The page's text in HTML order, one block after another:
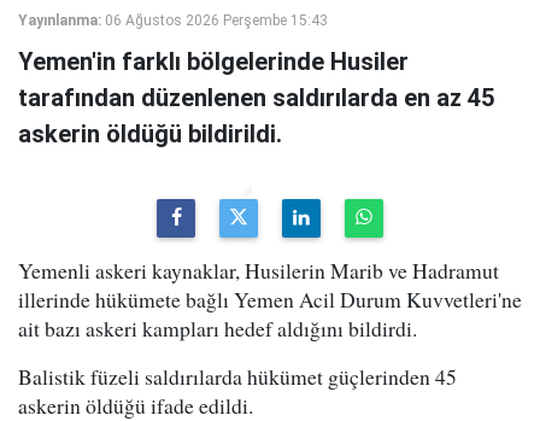
Yayınlanma: 06 Ağustos 2026 Perşembe 15:43
Yemen'in farklı bölgelerinde Husiler
tarafından düzenlenen saldırılarda en az 45
askerin öldüğü bildirildi.
Yemenli askeri kaynaklar, Husilerin Marib ve Hadramut
illerinde hükümete bağlı Yemen Acil Durum Kuvvetleri'ne
ait bazı askeri kampları hedef aldığını bildirdi.
Balistik füzeli saldırılarda hükümet güçlerinden 45
askerin öldüğü ifade edildi.